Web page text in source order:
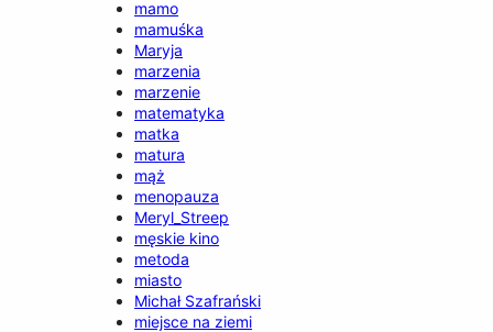
mamo
mamuśka
Maryja
marzenia
marzenie
matematyka
matka
matura
mąż
menopauza
Meryl_Streep
męskie kino
metoda
miasto
Michał Szafrański
miejsce na ziemi